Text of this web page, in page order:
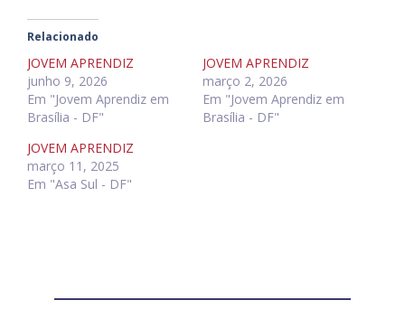
Relacionado
JOVEM APRENDIZ
junho 9, 2026
Em "Jovem Aprendiz em
Brasília - DF"
JOVEM APRENDIZ
março 2, 2026
Em "Jovem Aprendiz em
Brasília - DF"
JOVEM APRENDIZ
março 11, 2025
Em "Asa Sul - DF"